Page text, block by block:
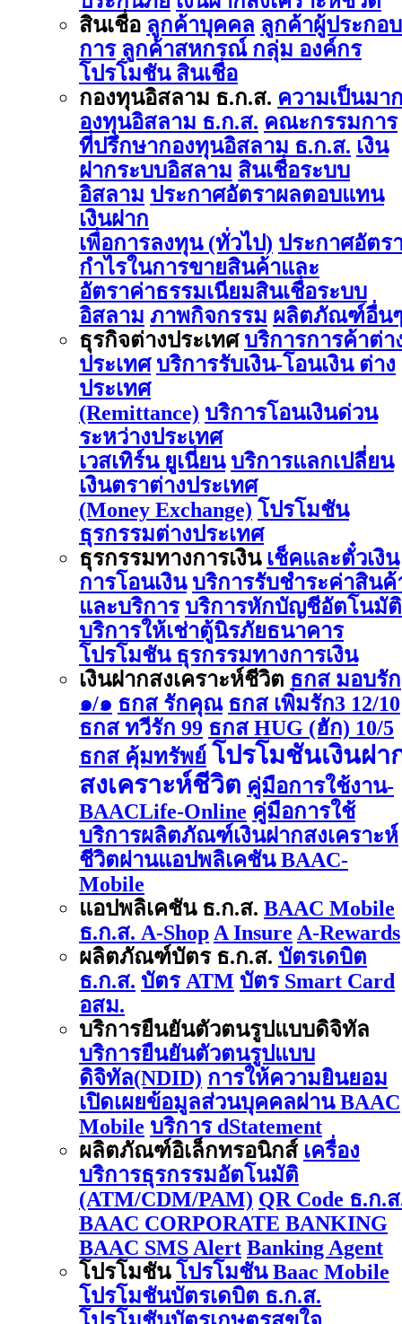
สินเชื่อ ลูกค้าบุคคล ลูกค้าผู้ประกอบ
การ ลูกค้าสหกรณ์ กลุ่ม องค์กร
โปรโมชัน สินเชื่อ
กองทุนอิสลาม ธ.ก.ส. ความเป็นมา
องทุนอิสลาม ธ.ก.ส. คณะกรรมการ
ที่ปรึกษากองทุนอิสลาม ธ.ก.ส. เงิน
ฝากระบบอิสลาม สินเชื่อระบบ
อิสลาม ประกาศอัตราผลตอบแทน
เงินฝาก
เพื่อการลงทุน (ทั่วไป) ประกาศอัตร
กำไรในการขายสินค้าและ
อัตราค่าธรรมเนียมสินเชื่อระบบ
อิสลาม ภาพกิจกรรม ผลิตภัณฑ์อื่น
ธุรกิจต่างประเทศ บริการการค้าต่า
ประเทศ บริการรับเงิน-โอนเงิน ต่าง
ประเทศ
(Remittance) บริการโอนเงินด่วน
ระหว่างประเทศ
เวสเทิร์น ยูเนี่ยน บริการแลกเปลี่ยน
เงินตราต่างประเทศ
(Money Exchange) โปรโมชัน
ธุรกรรมต่างประเทศ
ธุรกรรมทางการเงิน เช็คและตั๋วเงิน
การโอนเงิน บริการรับชำระค่าสินค้
และบริการ บริการหักบัญชีอัตโนมัติ
บริการให้เช่าตู้นิรภัยธนาคาร
โปรโมชัน ธุรกรรมทางการเงิน
เงินฝากสงเคราะห์ชีวิต ธกส มอบรัก
๑/๑ ธกส รักคุณ ธกส เพิ่มรัก3 12/10
ธกส ทวีรัก 99 ธกส HUG (ฮัก) 10/5
ธกส คุ้มทรัพย์ โปรโมชันเงินฝา
สงเคราะห์ชีวิต คู่มือการใช้งาน-
BAACLife-Online คู่มือการใช้
บริการผลิตภัณฑ์เงินฝากสงเคราะห์
ชีวิตผ่านแอปพลิเคชัน BAAC-
Mobile
แอปพลิเคชัน ธ.ก.ส. BAAC Mobile
ธ.ก.ส. A-Shop A Insure A-Rewards
ผลิตภัณฑ์บัตร ธ.ก.ส. บัตรเดบิต
ธ.ก.ส. บัตร ATM บัตร Smart Card
อสม.
บริการยืนยันตัวตนรูปแบบดิจิทัล
บริการยืนยันตัวตนรูปแบบ
ดิจิทัล(NDID) การให้ความยินยอม
เปิดเผยข้อมูลส่วนบุคคลผ่าน BAAC
Mobile บริการ dStatement
ผลิตภัณฑ์อิเล็กทรอนิกส์ เครื่อง
บริการธุรกรรมอัตโนมัติ
(ATM/CDM/PAM) QR Code ธ.ก.
BAAC CORPORATE BANKING
BAAC SMS Alert Banking Agent
โปรโมชัน โปรโมชัน Baac Mobile
โปรโมชันบัตรเดบิต ธ.ก.ส.